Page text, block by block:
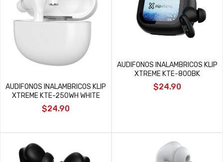
AUDIFONOS INALAMBRICOS KLIP
XTREME KTE-250WH WHITE
$24.90
AUDIFONOS INALAMBRICOS KLIP
XTREME KTE-800BK
$24.90